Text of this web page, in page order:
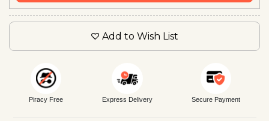
Add to Wish List
Piracy Free Express Delivery Secure Payment